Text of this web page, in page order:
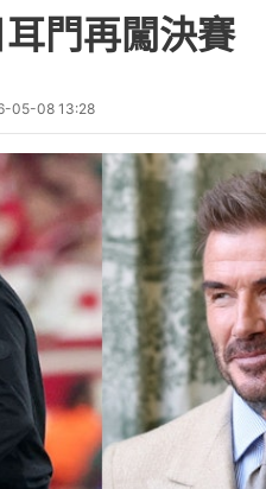
門再闖決
05-08 13:28